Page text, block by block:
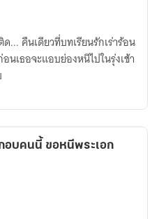
คืนเดียวที่บทเรียนรักเร่าร้อน
เธอจะแอบย่องหนีไปในรุ่งเช้า
อบคนนี้ ขอหนีพระเอก